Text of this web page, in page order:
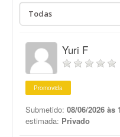
Yuri F
Promovida
Submetido: 08/06/2026 às
estimada: Privado